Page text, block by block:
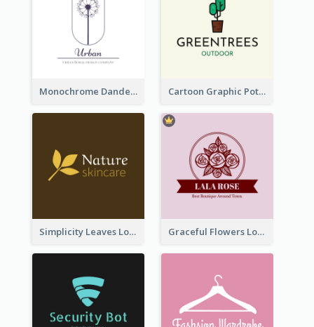
Monochrome Dandelion Flower Logo Cartoon Graphic Potted Plant Logo
Simplicity Leaves Logo For Body Care Store Graceful Flowers Logo In Round Shape